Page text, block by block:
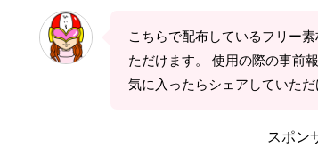
こちらで配布しているフリー
ただけます。 使用の際の事前
気に入ったらシェアしていただ
スポン